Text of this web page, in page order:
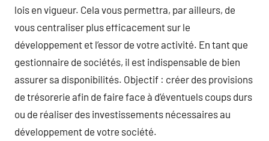
lois en vigueur. Cela vous permettra, par ailleurs, de
vous centraliser plus efficacement sur le
développement et l’essor de votre activité. En tant que
gestionnaire de sociétés, il est indispensable de bien
assurer sa disponibilités. Objectif : créer des provisions
de trésorerie afin de faire face à d’éventuels coups durs
ou de réaliser des investissements nécessaires au
développement de votre société.